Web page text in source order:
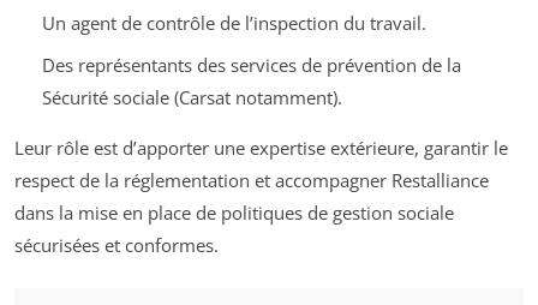
Un agent de contrôle de l’inspection du travail.
Des représentants des services de prévention de la
Sécurité sociale (Carsat notamment).
Leur rôle est d’apporter une expertise extérieure, garantir le
respect de la réglementation et accompagner Restalliance
dans la mise en place de politiques de gestion sociale
sécurisées et conformes.